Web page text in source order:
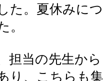
た。夏休みに
。
担当の先生か
り、こちらも